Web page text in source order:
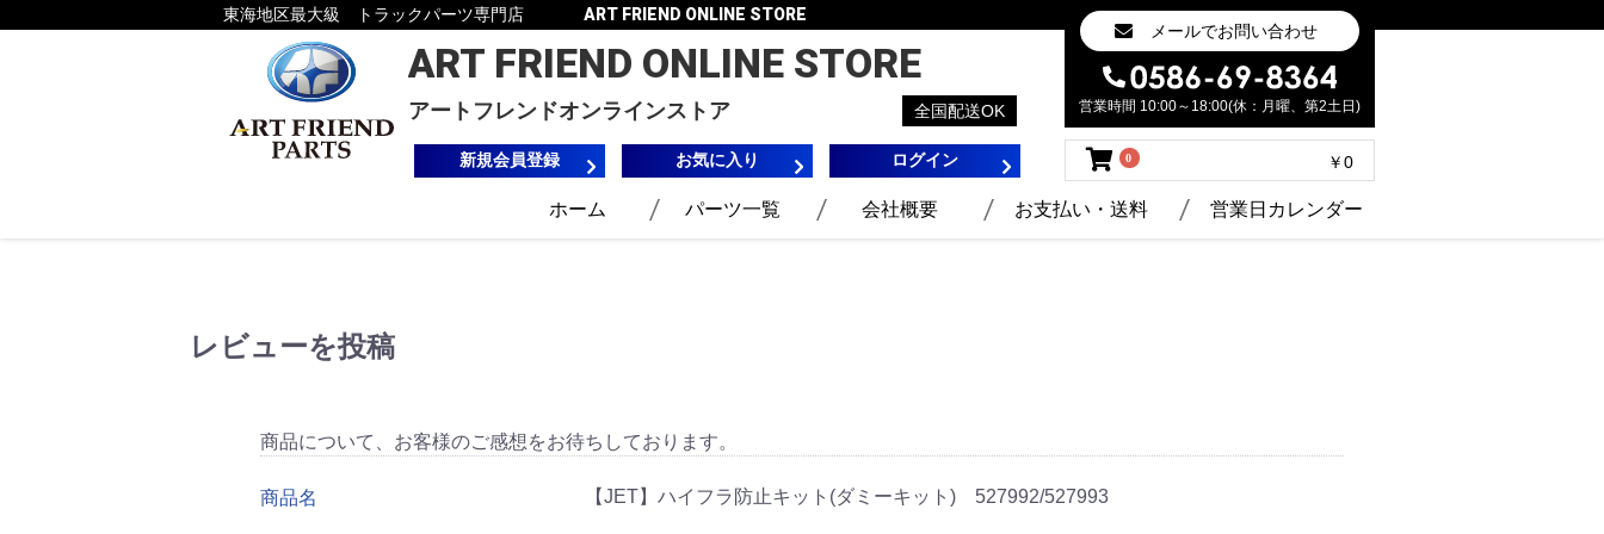
東海地区最大級 トラックパーツ専門店 ART FRIEND ONLINE STORE
ART FRIEND ONLINE STORE
アートフレンドオンラインストア 全国配送OK
メールでお問い合わせ
営業時間 10:00～18:00(休：月曜、第2土日)
新規会員登録 お気に入り ログイン 0 ￥0
ホーム パーツ一覧 会社概要 お支払い・送料 営業日カレンダー
レビューを投稿
商品について、お客様のご感想をお待ちしております。
商品名 【JET】ハイフラ防止キット(ダミーキット) 527992/527993